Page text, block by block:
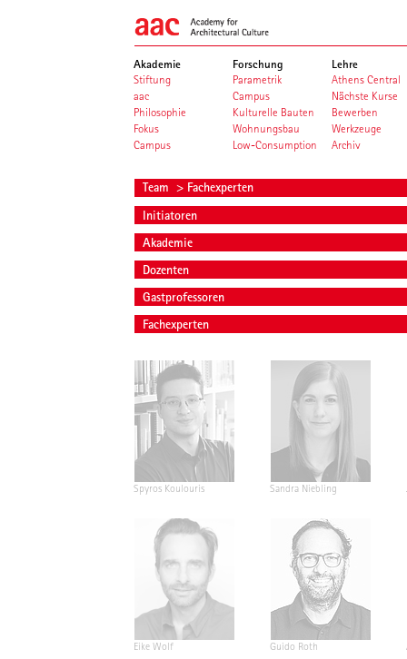
Akademie
Stiftung
aac
Philosophie
Fokus
Campus
Forschung
Parametrik
Campus
Kulturelle Bauten
Wohnungsbau
Low-Consumption
Lehre
Athens Central
Nächste Kurse
Bewerben
Werkzeuge
Archiv
Team > Fachexperten
Initiatoren
Akademie
Dozenten
Gastprofessoren
Fachexperten
Spyros Koulouris Sandra Niebling
Eike Wolf Guido Roth